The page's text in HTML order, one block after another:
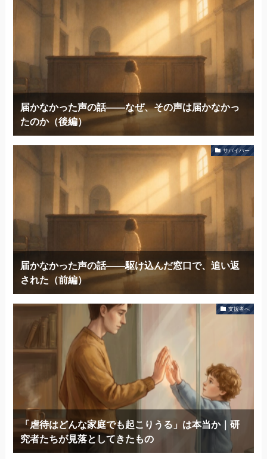
届かなかった声の話——なぜ、その声は届かなかっ
たのか（後編）
サバイバー
届かなかった声の話——駆け込んだ窓口で、追い返
された（前編）
支援者へ
「虐待はどんな家庭でも起こりうる」は本当か｜研
究者たちが見落としてきたもの